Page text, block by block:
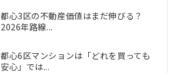
都心3区の不動産価値はまだ伸びる？
2026年路線...
都心6区マンションは「どれを買っても
安心」では...